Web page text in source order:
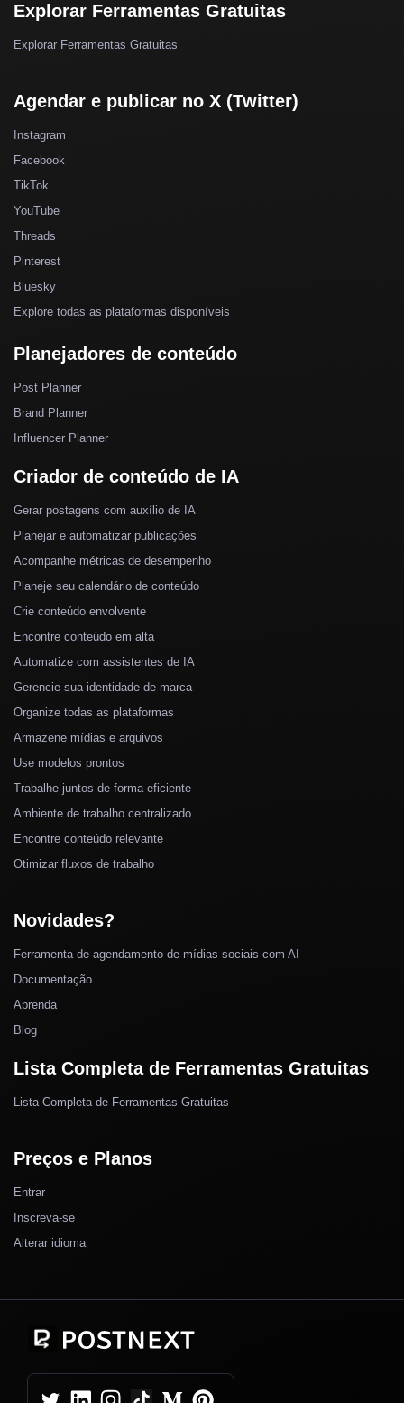
Explorar Ferramentas Gratuitas
Explorar Ferramentas Gratuitas
Agendar e publicar no X (Twitter)
Instagram
Facebook
TikTok
YouTube
Threads
Pinterest
Bluesky
Explore todas as plataformas disponíveis
Planejadores de conteúdo
Post Planner
Brand Planner
Influencer Planner
Criador de conteúdo de IA
Gerar postagens com auxílio de IA
Planejar e automatizar publicações
Acompanhe métricas de desempenho
Planeje seu calendário de conteúdo
Crie conteúdo envolvente
Encontre conteúdo em alta
Automatize com assistentes de IA
Gerencie sua identidade de marca
Organize todas as plataformas
Armazene mídias e arquivos
Use modelos prontos
Trabalhe juntos de forma eficiente
Ambiente de trabalho centralizado
Encontre conteúdo relevante
Otimizar fluxos de trabalho
Novidades?
Ferramenta de agendamento de mídias sociais com AI
Documentação
Aprenda
Blog
Lista Completa de Ferramentas Gratuitas
Lista Completa de Ferramentas Gratuitas
Preços e Planos
Entrar
Inscreva-se
Alterar idioma